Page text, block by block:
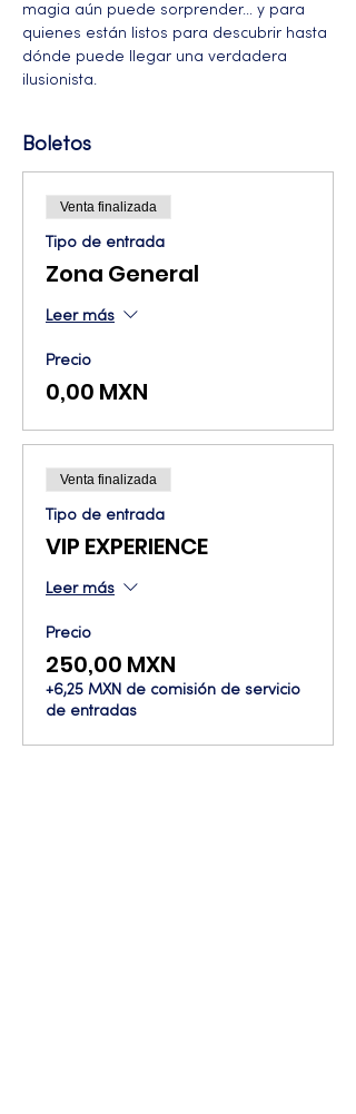
magia aún puede sorprender… y para
quienes están listos para descubrir hasta
dónde puede llegar una verdadera
ilusionista.
Boletos
Venta finalizada
Tipo de entrada
Zona General
Leer más
Precio
0,00 MXN
Venta finalizada
Tipo de entrada
VIP EXPERIENCE
Leer más
Precio
250,00 MXN
+6,25 MXN de comisión de servicio
de entradas